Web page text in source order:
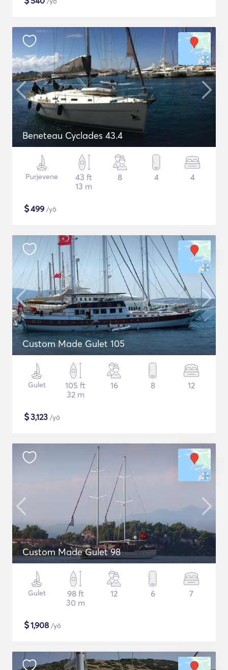
Beneteau Cyclades 43.4
Purjevene
43 ft
13 m
8 4 4
$499 /yö
Custom Made Gulet 105
Gulet
105 ft
32 m
16 8 12
$3,123 /yö
Custom Made Gulet 98
Gulet
98 ft
30 m
12 6 7
$1,908 /yö